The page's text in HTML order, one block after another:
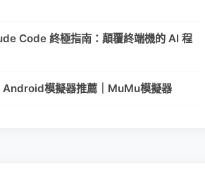
Code 終極指南：顛覆終端機的 AI 程
Android模擬器推薦｜MuMu模擬器